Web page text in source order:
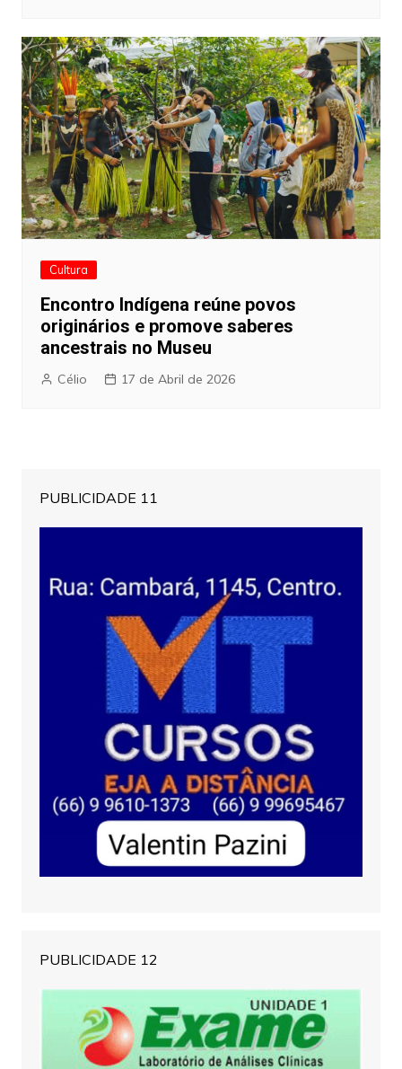
Cultura
Encontro Indígena reúne povos
originários e promove saberes
ancestrais no Museu
Célio 17 de Abril de 2026
PUBLICIDADE 11
PUBLICIDADE 12